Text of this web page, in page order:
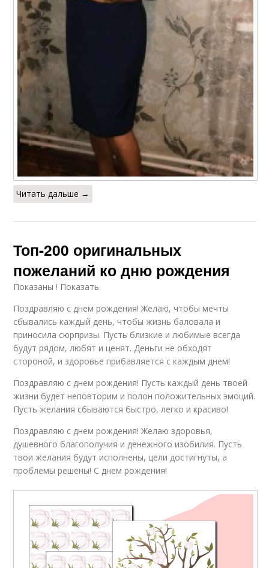
Читать дальше →
Топ-200 оригинальных
пожеланий ко дню рождения
Показаны ! Показать.
Поздравляю с днем рождения! Желаю, чтобы мечты
сбывались каждый день, чтобы жизнь баловала и
приносила сюрпризы. Пусть близкие и любимые всегда
будут рядом, любят и ценят. Деньги не обходят
стороной, и здоровье прибавляется с каждым днем!
Поздравляю с днем рождения! Пусть каждый день твоей
жизни будет неповторим и полон положительных эмоций.
Пусть желания сбываются быстро, легко и красиво!
Поздравляю с днем рождения! Желаю здоровья,
душевного благополучия и денежного изобилия. Пусть
твои желания будут исполнены, цели достигнуты, а
проблемы решены! С днем рождения!